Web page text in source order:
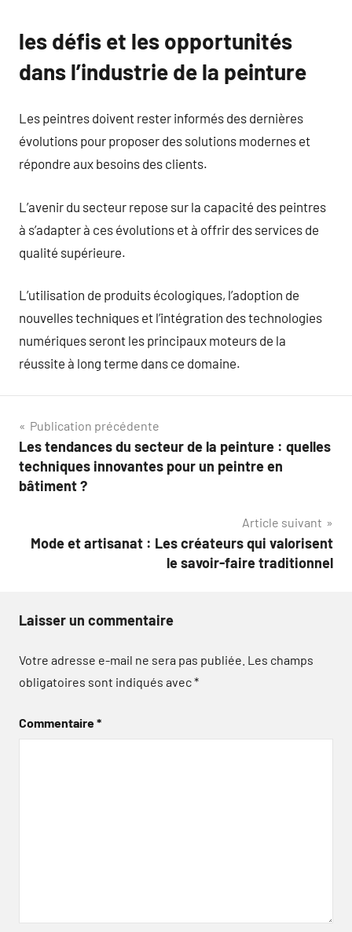
les défis et les opportunités
dans l’industrie de la peinture
Les peintres doivent rester informés des dernières
évolutions pour proposer des solutions modernes et
répondre aux besoins des clients.
L’avenir du secteur repose sur la capacité des peintres
à s’adapter à ces évolutions et à offrir des services de
qualité supérieure.
L’utilisation de produits écologiques, l’adoption de
nouvelles techniques et l’intégration des technologies
numériques seront les principaux moteurs de la
réussite à long terme dans ce domaine.
Navigation
de
l’article
Publication précédente
Les tendances du secteur de la peinture : quelles
techniques innovantes pour un peintre en
bâtiment ?
Article suivant
Mode et artisanat : Les créateurs qui valorisent
le savoir-faire traditionnel
Laisser un commentaire
Votre adresse e-mail ne sera pas publiée. Les champs
obligatoires sont indiqués avec*
Commentaire*